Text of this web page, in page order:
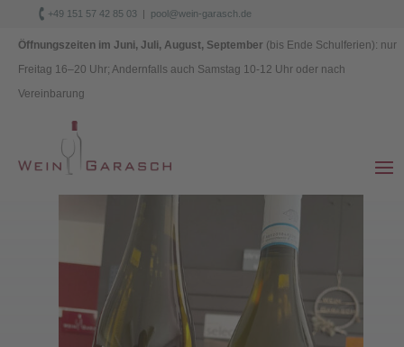
+49 151 57 42 85 03 | pool@wein-garasch.de
Öffnungszeiten im Juni, Juli, August, September (bis Ende Schulferien): nur
Freitag 16–20 Uhr; Andernfalls auch Samstag 10-12 Uhr oder nach
Vereinbarung